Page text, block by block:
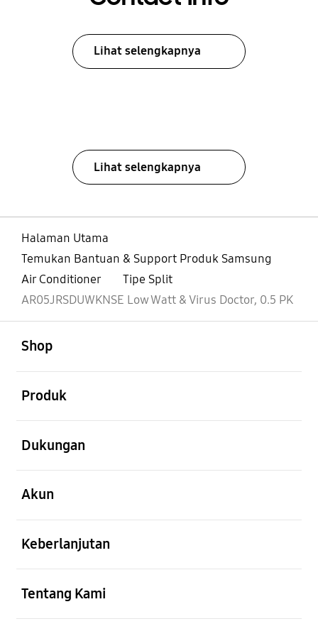
Lihat selengkapnya
Lihat selengkapnya
Halaman Utama
Temukan Bantuan & Support Produk Samsung
Air Conditioner
Tipe Split
AR05JRSDUWKNSE Low Watt & Virus Doctor, 0.5 PK
Shop
Produk
Dukungan
Akun
Keberlanjutan
Tentang Kami